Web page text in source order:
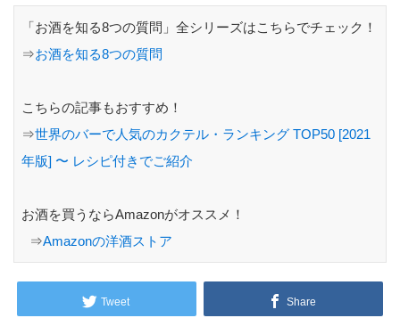
「お酒を知る8つの質問」全シリーズはこちらでチェック！
⇒お酒を知る8つの質問
こちらの記事もおすすめ！
⇒世界のバーで人気のカクテル・ランキング TOP50 [2021
年版] 〜 レシピ付きでご紹介
お酒を買うならAmazonがオススメ！
⇒Amazonの洋酒ストア
Tweet Share